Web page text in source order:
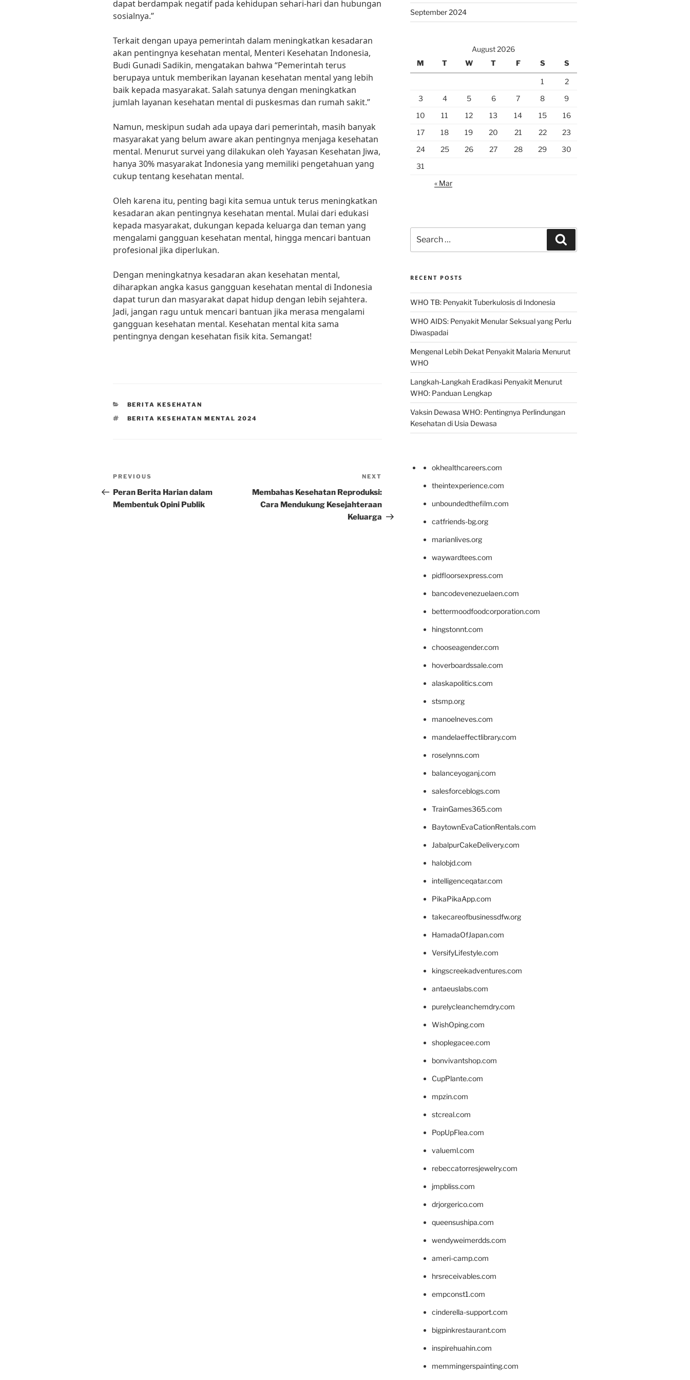
dapat berdampak negatif pada kehidupan sehari-hari dan hubungan
sosialnya.”
Terkait dengan upaya pemerintah dalam meningkatkan kesadaran
akan pentingnya kesehatan mental, Menteri Kesehatan Indonesia,
Budi Gunadi Sadikin, mengatakan bahwa “Pemerintah terus
berupaya untuk memberikan layanan kesehatan mental yang lebih
baik kepada masyarakat. Salah satunya dengan meningkatkan
jumlah layanan kesehatan mental di puskesmas dan rumah sakit.”
Namun, meskipun sudah ada upaya dari pemerintah, masih banyak
masyarakat yang belum aware akan pentingnya menjaga kesehatan
mental. Menurut survei yang dilakukan oleh Yayasan Kesehatan Jiwa,
hanya 30% masyarakat Indonesia yang memiliki pengetahuan yang
cukup tentang kesehatan mental.
Oleh karena itu, penting bagi kita semua untuk terus meningkatkan
kesadaran akan pentingnya kesehatan mental. Mulai dari edukasi
kepada masyarakat, dukungan kepada keluarga dan teman yang
mengalami gangguan kesehatan mental, hingga mencari bantuan
profesional jika diperlukan.
Dengan meningkatnya kesadaran akan kesehatan mental,
diharapkan angka kasus gangguan kesehatan mental di Indonesia
dapat turun dan masyarakat dapat hidup dengan lebih sejahtera.
Jadi, jangan ragu untuk mencari bantuan jika merasa mengalami
gangguan kesehatan mental. Kesehatan mental kita sama
pentingnya dengan kesehatan fisik kita. Semangat!
CATEGORIES
BERITA KESEHATAN
TAGS
BERITA KESEHATAN MENTAL 2024
Post
navigation
Previous
Post
PREVIOUS
Peran Berita Harian dalam
Membentuk Opini Publik
Post
NEXT
Membahas Kesehatan Reproduksi:
Cara Mendukung Kesejahteraan
Keluarga
September 2024
August 2026
M
T W T F S S
1
2
3
4 5 6 7 8
9
10
11 12 13 14 15
16
17
18 19 20 21 22
23
24
25 26 27 28 29
30
31
« Mar
for:
RECENT POSTS
WHO TB: Penyakit Tuberkulosis di Indonesia
WHO AIDS: Penyakit Menular Seksual yang Perlu
Diwaspadai
Mengenal Lebih Dekat Penyakit Malaria Menurut
WHO
Langkah-Langkah Eradikasi Penyakit Menurut
WHO: Panduan Lengkap
Vaksin Dewasa WHO: Pentingnya Perlindungan
Kesehatan di Usia Dewasa
okhealthcareers.com
theintexperience.com
unboundedthefilm.com
catfriends-bg.org
marianlives.org
waywardtees.com
pidfloorsexpress.com
bancodevenezuelaen.com
bettermoodfoodcorporation.com
hingstonnt.com
chooseagender.com
hoverboardssale.com
alaskapolitics.com
stsmp.org
manoelneves.com
mandelaeffectlibrary.com
roselynns.com
balanceyoganj.com
salesforceblogs.com
TrainGames365.com
BaytownEvaCationRentals.com
JabalpurCakeDelivery.com
halobjd.com
intelligenceqatar.com
PikaPikaApp.com
takecareofbusinessdfw.org
HamadaOfJapan.com
VersifyLifestyle.com
kingscreekadventures.com
antaeuslabs.com
purelycleanchemdry.com
WishOping.com
shoplegacee.com
bonvivantshop.com
CupPlante.com
mpzin.com
stcreal.com
PopUpFlea.com
valueml.com
rebeccatorresjewelry.com
jmpbliss.com
drjorgerico.com
queensushipa.com
wendyweimerdds.com
ameri-camp.com
hrsreceivables.com
empconst1.com
cinderella-support.com
bigpinkrestaurant.com
inspirehuahin.com
memmingerspainting.com